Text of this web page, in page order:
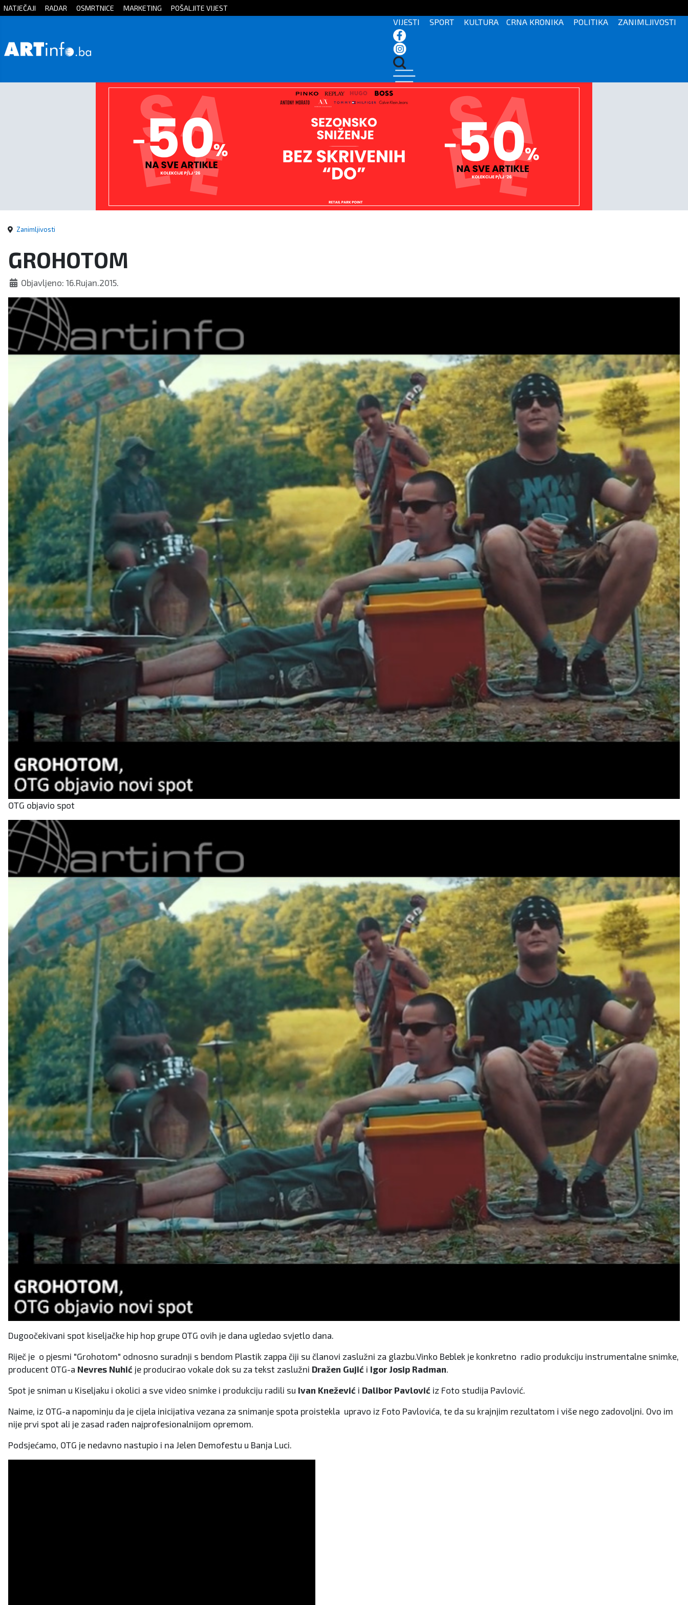
Početna
Zanimljivosti
NATJEČAJI RADAR OSMRTNICE MARKETING POŠALJITE VIJEST
VIJESTI SPORT KULTURA CRNA KRONIKA POLITIKA ZANIMLJIVOSTI
Zanimljivosti
GROHOTOM
Objavljeno: 16.Rujan.2015.
OTG objavio spot
Dugoočekivani spot kiseljačke hip hop grupe OTG ovih je dana ugledao svjetlo dana.
Riječ je o pjesmi "Grohotom" odnosno suradnji s bendom Plastik zappa čiji su članovi zaslužni za glazbu.Vinko Beblek je konkretno radio produkciju instrumentalne snimke,
producent OTG-a Nevres Nuhić je producirao vokale dok su za tekst zaslužni Dražen Gujić i Igor Josip Radman
Spot je sniman u Kiseljaku i okolici a sve video snimke i produkciju radili su Ivan Knežević i Dalibor Pavlović iz Foto studija Pavlović.
Naime, iz OTG-a napominju da je cijela inicijativa vezana za snimanje spota proistekla upravo iz Foto Pavlovića, te da su krajnjim rezultatom i više nego zadovoljni. Ovo im
nije prvi spot ali je zasad rađen najprofesionalnijom opremom.
Podsjećamo, OTG je nedavno nastupio i na Jelen Demofestu u Banja Luci.